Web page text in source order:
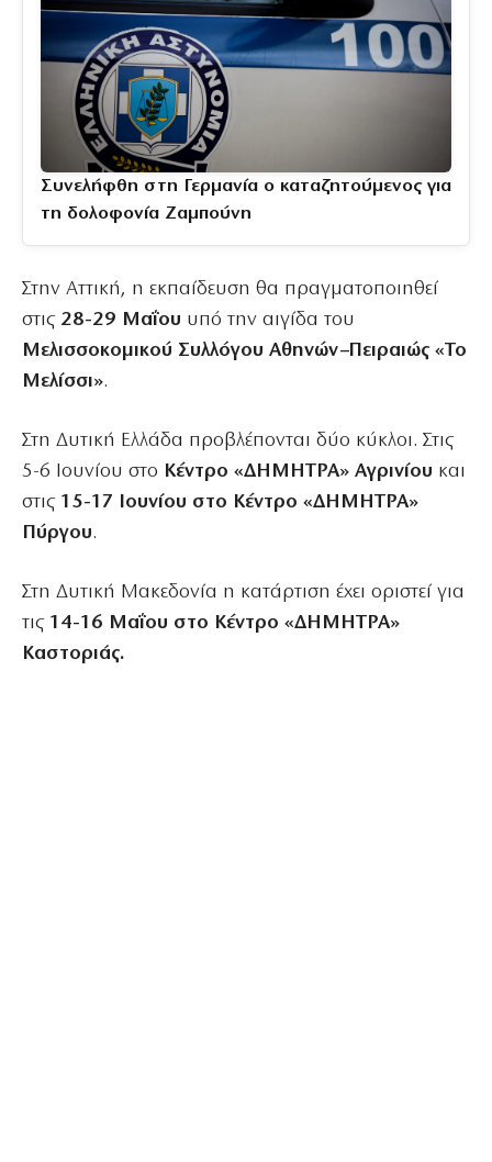
Συνελήφθη στη Γερμανία ο καταζητούμενος για
τη δολοφονία Ζαμπούνη
Στην Αττική, η εκπαίδευση θα πραγματοποιηθεί
στις 28-29 Μαΐου υπό την αιγίδα του
Μελισσοκομικού Συλλόγου Αθηνών–Πειραιώς «Το
Μελίσσι».
Στη Δυτική Ελλάδα προβλέπονται δύο κύκλοι. Στις
5-6 Ιουνίου στο Κέντρο «ΔΗΜΗΤΡΑ» Αγρινίου και
στις 15-17 Ιουνίου στο Κέντρο «ΔΗΜΗΤΡΑ»
Πύργου.
Στη Δυτική Μακεδονία η κατάρτιση έχει οριστεί για
τις14-16 Μαΐου στο Κέντρο «ΔΗΜΗΤΡΑ»
Καστοριάς.